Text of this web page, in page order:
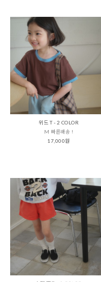
위드 T - 2 COLOR
M 빠른배송 !
17,000원